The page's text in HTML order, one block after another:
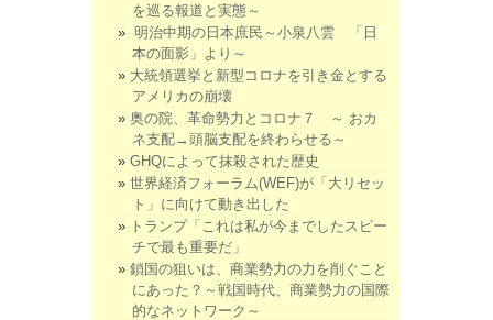
を巡る報道と実態～
明治中期の日本庶民～小泉八雲 「日
本の面影」より～
大統領選挙と新型コロナを引き金とする
アメリカの崩壊
奥の院、革命勢力とコロナ７ ～ おカ
ネ支配→頭脳支配を終わらせる～
GHQによって抹殺された歴史
世界経済フォーラム(WEF)が「大リセッ
ト」に向けて動き出した
トランプ「これは私が今までしたスピー
チで最も重要だ」
鎖国の狙いは、商業勢力の力を削ぐこと
にあった？～戦国時代、商業勢力の国際
的なネットワーク～